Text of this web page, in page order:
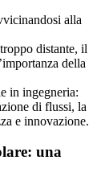
alla
distante, il
della
in ingegneria:
di flussi, la
e innovazione.
una